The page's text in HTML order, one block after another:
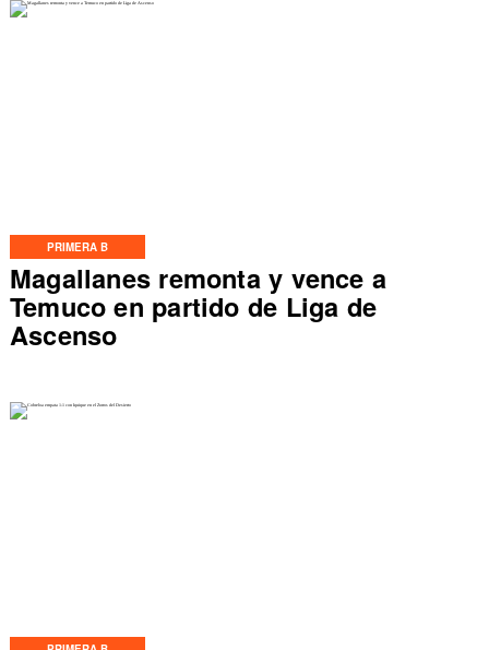
PRIMERA B
Magallanes remonta y vence a
Temuco en partido de Liga de
Ascenso